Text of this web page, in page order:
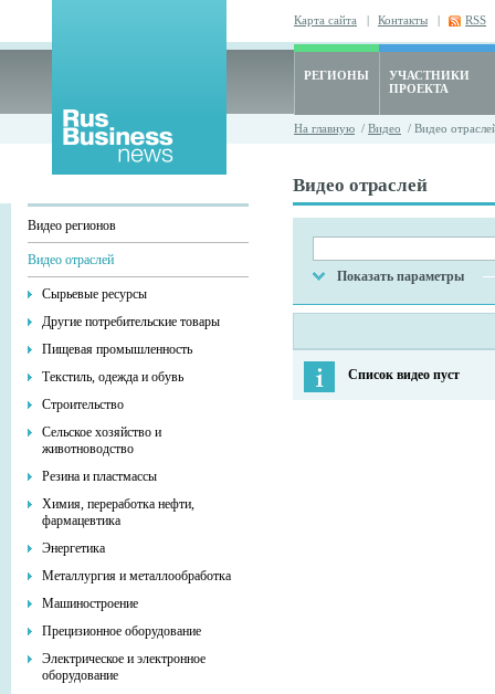
Карта сайта | Контакты | RSS
РЕГИОНЫ
УЧАСТНИКИ
ПРОЕКТА
На главную / Видео / Видео
Видео регионов
Видео отраслей
Сырьевые ресурсы
Другие потребительские товары
Пищевая промышленность
Текстиль, одежда и обувь
Строительство
Сельское хозяйство и
животноводство
Резина и пластмассы
Химия, переработка нефти,
фармацевтика
Энергетика
Металлургия и металлообработка
Машиностроение
Прецизионное оборудование
Электрическое и электронное
оборудование
Видео отраслей
Показать параметры
Список видео пуст